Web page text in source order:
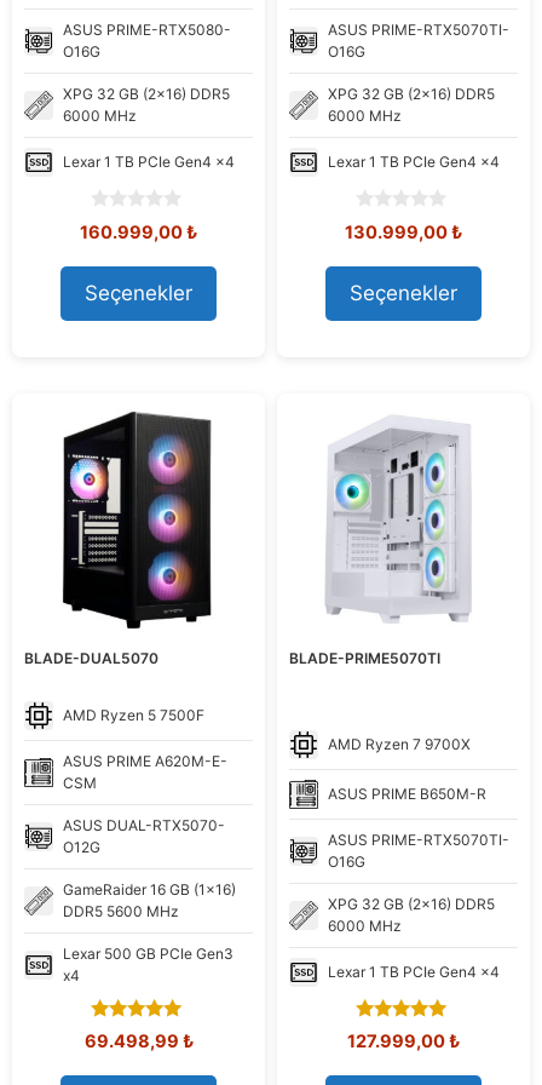
ASUS PRIME-RTX5080-
O16G
XPG 32 GB (2x16) DDR5
6000 MHz
Lexar 1 TB PCIe Gen4 x4
0
o
u
t
o
f
Orijinal
168.960,73 ₺.
160.999,00₺Şu
Seçenekler
ASUS PRIME-RTX5070TI-
O16G
XPG 32 GB (2x16) DDR5
6000 MHz
Lexar 1 TB PCIe Gen4 x4
0
o
u
t
o
f
Orijinal
149.176,40 ₺.
130.999,00₺Şu
Seçenekler
BLADE-DUAL5070
AMD Ryzen 5 7500F
ASUS PRIME A620M-E-
CSM
ASUS DUAL-RTX5070-
O12G
GameRaider 16 GB (1x16)
DDR5 5600 MHz
Lexar 500 GB PCIe Gen3
x4
5.00
out of 5
Orijinal
69.498,99 ₺Şu
BLADE-PRIME5070TI
AMD Ryzen 7 9700X
ASUS PRIME B650M-R
ASUS PRIME-RTX5070TI-
O16G
XPG 32 GB (2x16) DDR5
6000 MHz
Lexar 1 TB PCIe Gen4 x4
5.00
out of 5
Orijinal
127.999,00₺Şu